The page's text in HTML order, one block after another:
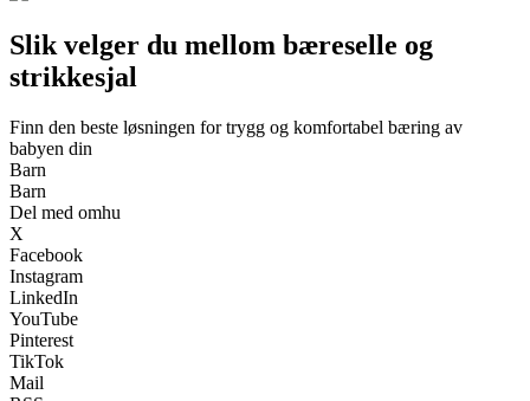
Slik velger du mellom bæreselle og
strikkesjal
Finn den beste løsningen for trygg og komfortabel bæring av
babyen din
Barn
Barn
Del med omhu
X
Facebook
Instagram
LinkedIn
YouTube
Pinterest
TikTok
Mail